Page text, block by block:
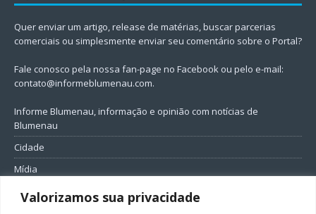
Valorizamos sua privacidade
Quer enviar um artigo, release de matérias, buscar parcerias
comerciais ou simplesmente enviar seu comentário sobre o Portal?
Fale conosco pela nossa fan-page no Facebook ou pelo e-mail:
contato@informeblumenau.com.
Informe Blumenau, informação e opinião com notícias de
Blumenau
Cidade
Mídia
Entretenimento